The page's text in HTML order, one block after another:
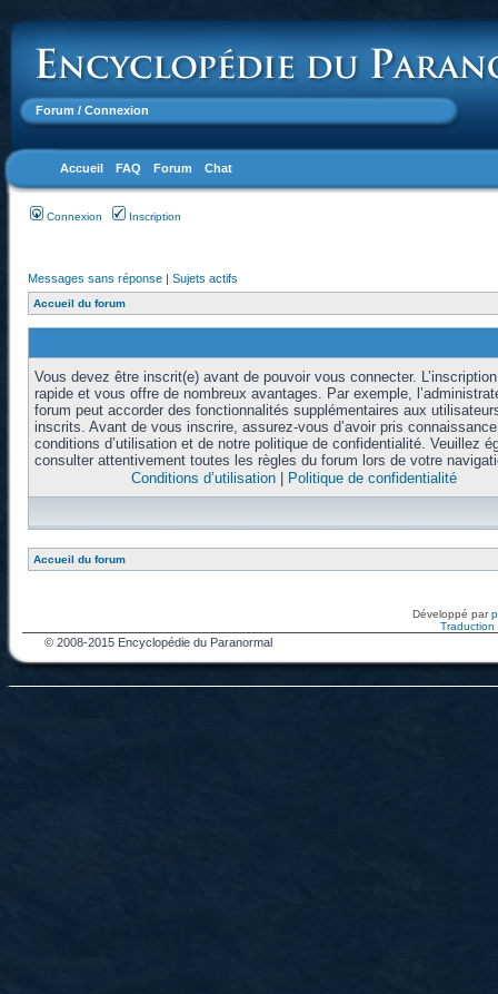
Forum / Connexion
Accueil FAQ Forum Chat
Connexion Inscription
Messages sans réponse | Sujets actifs
Accueil du forum
Vous devez être inscrit(e) avant de pouvoir vous connecter.
rapide et vous offre de nombreux avantages. Par exemple,
forum peut accorder des fonctionnalités supplémentaires aux
inscrits. Avant de vous inscrire, assurez-vous d’avoir pris
conditions d’utilisation et de notre politique de confidentialité. Veuillez
consulter attentivement toutes les règles du forum lors de votre
Conditions d’utilisation| Politique de confidentialité
Accueil du forum
Développé par
Traduction
© 2008-2015 Encyclopédie du Paranormal